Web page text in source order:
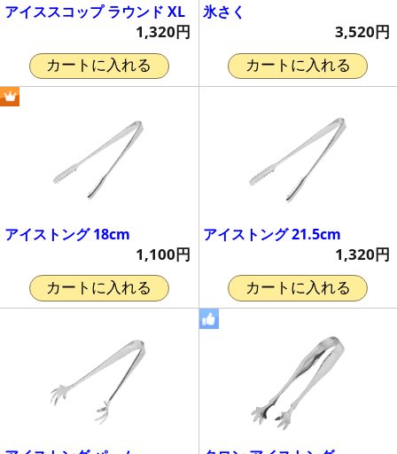
アイススコップ ラウンド XL
1,320円
カートに入れる
氷さく
3,520円
カートに入れる
アイストング 18cm
1,100円
カートに入れる
アイストング 21.5cm
1,320円
カートに入れる